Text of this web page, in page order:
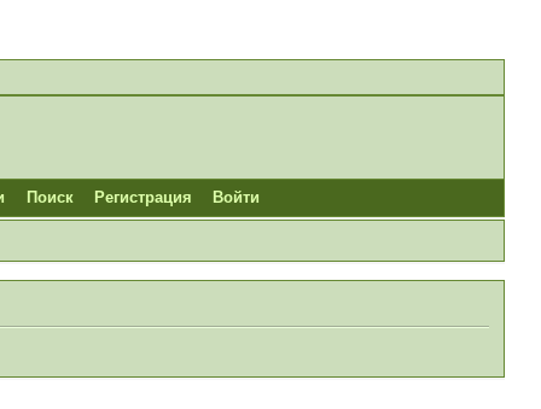
Поиск Регистрация Войти